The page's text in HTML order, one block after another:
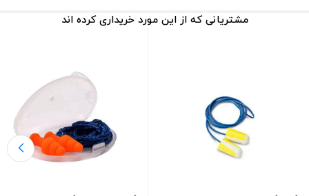
صنایع مختلف کاربردی کرده است. برخی از مهمترین ویژگی های گوشی ایرپلاگ
3M مدل 1271 (3 پله) امکان حفظ ایمنی گوش ‌ها در مقابل صدا های
مزاحم را فراهم می‌کند.
قابلیت استفاده طولانی مدت:
جنس پلاستیک الاستومر نرم آن
باعث می ‌شود که گوشی ایمنی ایرپلاگ 3M مدل 1271 به طور راحت
و طولانی مدت قابل استفاده باشد.
ضد حساسیت و قابل شست و شو:
گوشی ایمنی ایرپلاگ 3M مدل
مشتریانی که از این مورد خریداری کرده اند